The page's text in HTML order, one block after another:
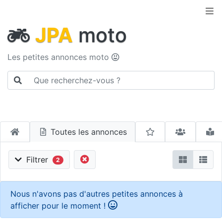
JPA moto
Les petites annonces moto
Toutes les annonces
Filtrer 2
Nous n'avons pas d'autres petites annonces à
afficher pour le moment !